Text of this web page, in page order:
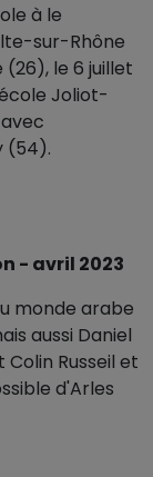
à le
sur-Rhône
le 6 juillet
Joliot-
(54).
- avril 2023
monde arabe
aussi Daniel
Russeil et
d'Arles